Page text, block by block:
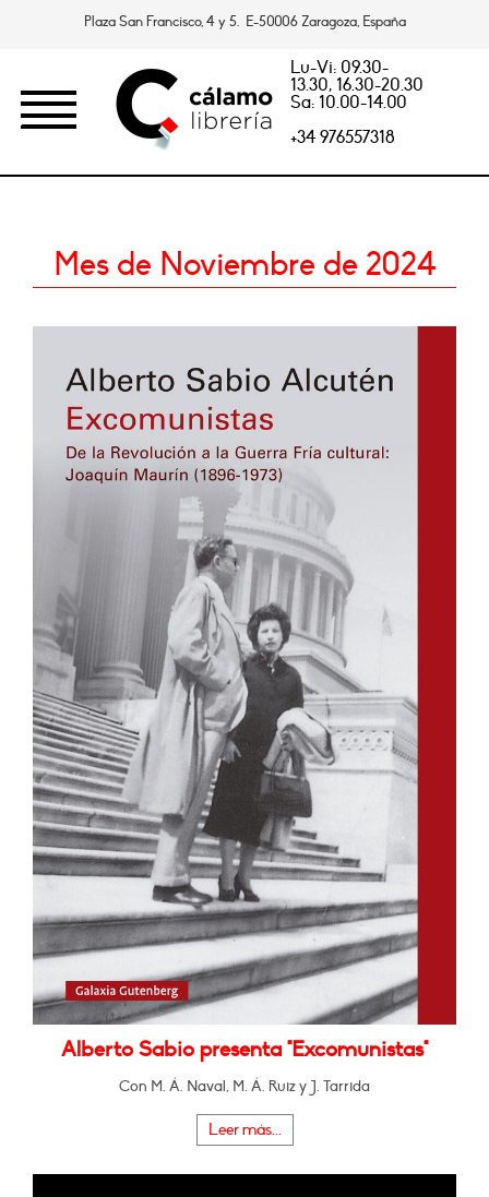
Plaza San Francisco, 4 y 5. E-50006 Zaragoza, España
Lu-Vi: 09.30-
13.30, 16.30-20.30
Sa: 10.00-14.00
+34 976557318
Mes de Noviembre de 2024
Alberto Sabio presenta "Excomunistas"
Con M. Á. Naval, M. Á. Ruiz y J. Tarrida
Leer más...